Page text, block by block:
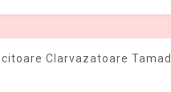
Clarvazatoare